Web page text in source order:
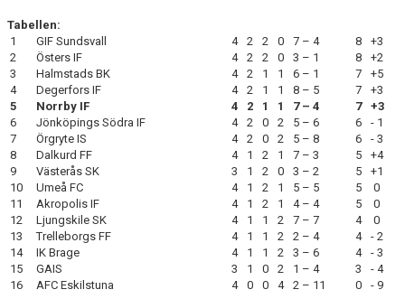
Tabellen:
1
GIF Sundsvall 4 2 2 0 7 – 4 8
+3
2
Östers IF 4 2 2 0 3 – 1 8
+2
3
Halmstads BK 4 2 1 1 6 – 1 7
+5
4
Degerfors IF 4 2 1 1 8 – 5 7
+3
5
Norrby IF 4 2 1 1 7 – 4 7
+3
6
Jönköpings Södra IF 4 2 0 2 5 – 6 6
- 1
7
Örgryte IS 4 2 0 2 5 – 8 6
- 3
8
Dalkurd FF 4 1 2 1 7 – 3 5
+4
9
Västerås SK 3 1 2 0 3 – 2 5
+1
10
Umeå FC 4 1 2 1 5 – 5 5
0
11
Akropolis IF 4 1 2 1 4 – 4 5
0
12
Ljungskile SK 4 1 1 2 7 – 7 4
0
13
Trelleborgs FF 4 1 1 2 2 – 4 4
- 2
14
IK Brage 4 1 1 2 3 – 6 4
- 3
15
GAIS 3 1 0 2 1 – 4 3
- 4
16
AFC Eskilstuna 4 0 0 4 2 – 11 0
- 9